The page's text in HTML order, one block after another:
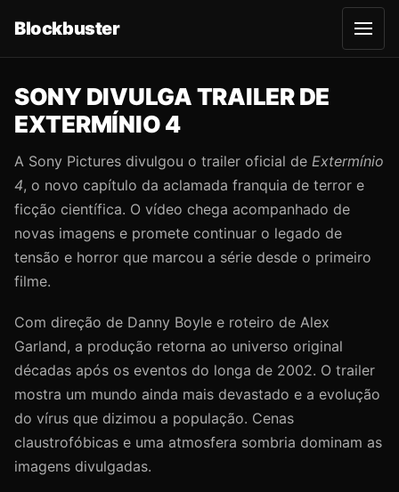
Blockbuster
A
b
r
SONY DIVULGA TRAILER DE
EXTERMÍNIO 4
A Sony Pictures divulgou o trailer oficial de Extermínio
4, o novo capítulo da aclamada franquia de terror e
ficção científica. O vídeo chega acompanhado de
novas imagens e promete continuar o legado de
tensão e horror que marcou a série desde o primeiro
filme.
Com direção de Danny Boyle e roteiro de Alex
Garland, a produção retorna ao universo original
décadas após os eventos do longa de 2002. O trailer
mostra um mundo ainda mais devastado e a evolução
do vírus que dizimou a população. Cenas
claustrofóbicas e uma atmosfera sombria dominam as
imagens divulgadas.